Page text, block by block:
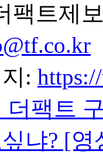
팩트제
:
더팩트
냐? [